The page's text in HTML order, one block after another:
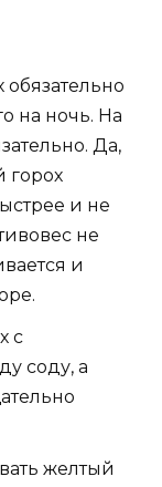
обязательно
на ночь. На
Да,
горох
и не
не
и
с
соду, а
желтый